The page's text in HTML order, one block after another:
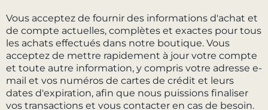
Vous acceptez de fournir des informations d'achat et
de compte actuelles, complètes et exactes pour tous
les achats effectués dans notre boutique. Vous
acceptez de mettre rapidement à jour votre compte
et toute autre information, y compris votre adresse e-
mail et vos numéros de cartes de crédit et leurs
dates d'expiration, afin que nous puissions finaliser
vos transactions et vous contacter en cas de besoin.